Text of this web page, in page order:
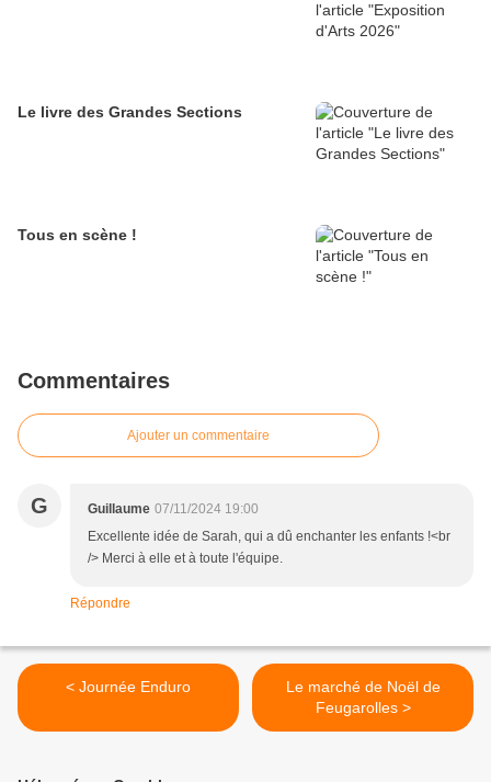
Le livre des Grandes Sections
Tous en scène !
Commentaires
Ajouter un commentaire
G Guillaume 07/11/2024 19:00
Excellente idée de Sarah, qui a dû enchanter les enfants !<br
/> Merci à elle et à toute l'équipe.
Répondre
< Journée Enduro
Le marché de Noël de
Feugarolles >